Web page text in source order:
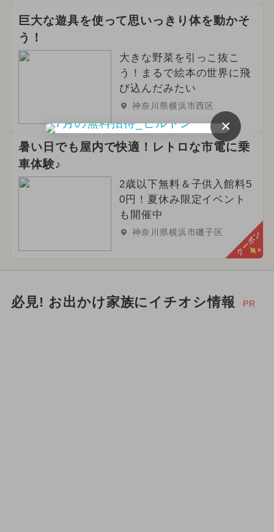
巨大な遊具を使って思いっきり体を動かそ
う！
大きな野菜を引っこ抜こ
う！まるで絵本の世界に飛
び込んだみたい
神奈川県横浜市西区
暑い日でも屋内で快適！レトロな市電に乗
車体験♪
2歳以下無料＆子供入館料5
0円！夏休み限定イベント
も開催中
神奈川県横浜市磯子区 クーポン
必見! お出かけ家族にイチオシ情報 PR
×